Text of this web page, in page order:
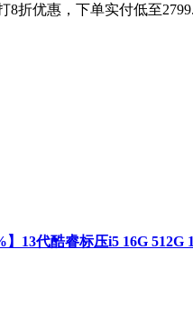
8折优惠，下单实付低至
13代酷睿标压i5 16G